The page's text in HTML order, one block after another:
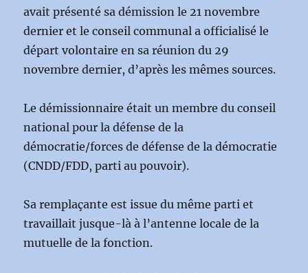
avait présenté sa démission le 21 novembre
dernier et le conseil communal a officialisé le
départ volontaire en sa réunion du 29
novembre dernier, d’après les mêmes sources.
Le démissionnaire était un membre du conseil
national pour la défense de la
démocratie/forces de défense de la démocratie
(CNDD/FDD, parti au pouvoir).
Sa remplaçante est issue du même parti et
travaillait jusque-là à l’antenne locale de la
mutuelle de la fonction.